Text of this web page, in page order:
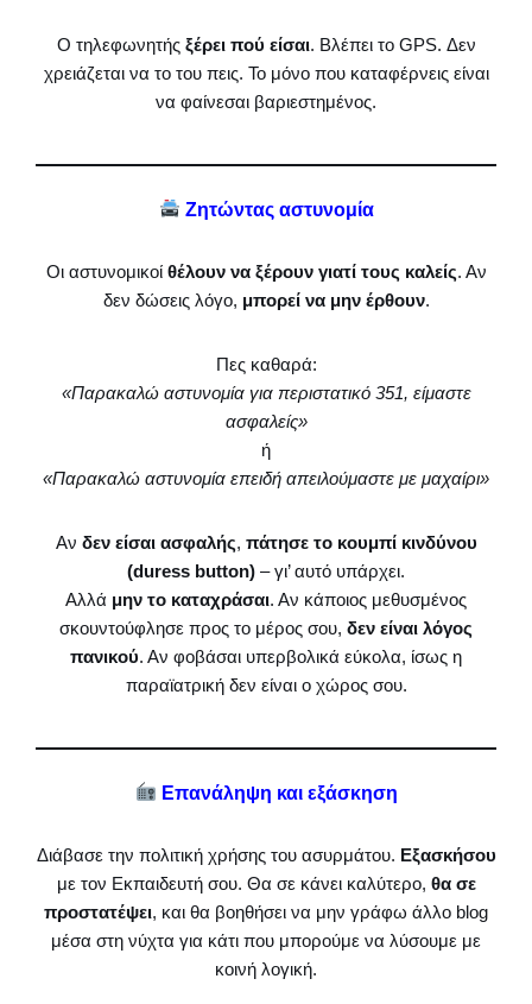
Ο τηλεφωνητής ξέρει πού είσαι. Βλέπει το GPS. Δεν
χρειάζεται να το του πεις. Το μόνο που καταφέρνεις είναι
να φαίνεσαι βαριεστημένος.
Ζητώντας αστυνομία
Οι αστυνομικοί θέλουν να ξέρουν γιατί τους καλείς. Αν
δεν δώσεις λόγο, μπορεί να μην έρθουν.
Πες καθαρά:
«Παρακαλώ αστυνομία για περιστατικό 351, είμαστε
ασφαλείς»
ή
«Παρακαλώ αστυνομία επειδή απειλούμαστε με μαχαίρι»
Αν δεν είσαι ασφαλής, πάτησε το κουμπί κινδύνου
(duress button) – γι’ αυτό υπάρχει.
Αλλά μην το καταχράσαι. Αν κάποιος μεθυσμένος
σκουντούφλησε προς το μέρος σου, δεν είναι λόγος
πανικού. Αν φοβάσαι υπερβολικά εύκολα, ίσως η
παραϊατρική δεν είναι ο χώρος σου.
Επανάληψη και εξάσκηση
Διάβασε την πολιτική χρήσης του ασυρμάτου. Εξασκήσου
με τον Εκπαιδευτή σου. Θα σε κάνει καλύτερο, θα σε
προστατέψει, και θα βοηθήσει να μην γράφω άλλο blog
μέσα στη νύχτα για κάτι που μπορούμε να λύσουμε με
κοινή λογική.